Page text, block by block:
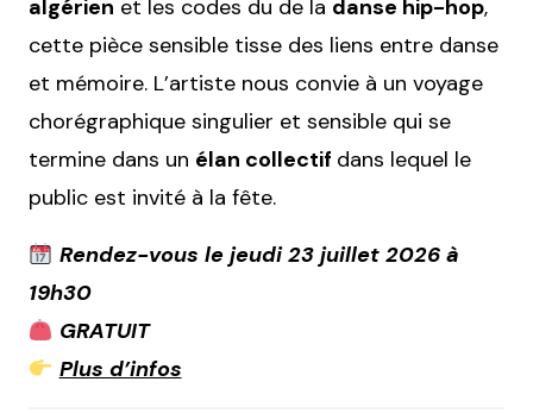
algérien et les codes du de la danse hip-hop,
cette pièce sensible tisse des liens entre danse
et mémoire. L’artiste nous convie à un voyage
chorégraphique singulier et sensible qui se
termine dans un élan collectif dans lequel le
public est invité à la fête.
Rendez-vous le jeudi 23 juillet 2026 à
19h30
GRATUIT
Plus d’infos